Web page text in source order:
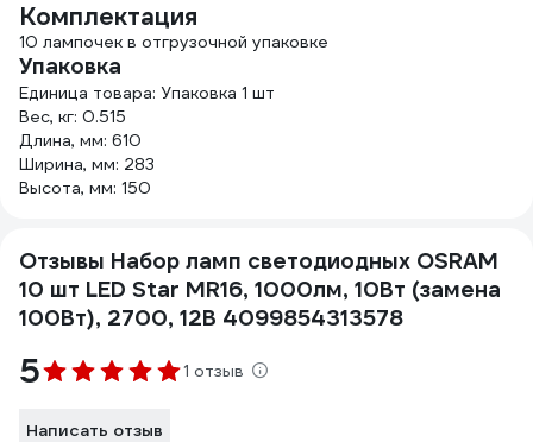
Комплектация
10 лампочек в отгрузочной упаковке
Упаковка
Единица товара: Упаковка 1 шт
Вес, кг: 0.515
Длина, мм: 610
Ширина, мм: 283
Высота, мм: 150
Отзывы Набор ламп светодиодных OSRAM
10 шт LED Star MR16, 1000лм, 10Вт (замена
100Вт), 2700, 12В 4099854313578
5 1 отзыв
Написать отзыв